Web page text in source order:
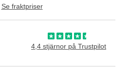
Se fraktpriser
4,4 stjärnor på Trustpilot